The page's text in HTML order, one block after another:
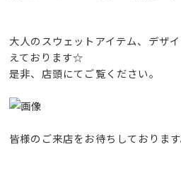
大人のスウェットアイテム、デザ
えております☆
是非、店頭にてご覧ください。
皆様のご来店をお待ちしております